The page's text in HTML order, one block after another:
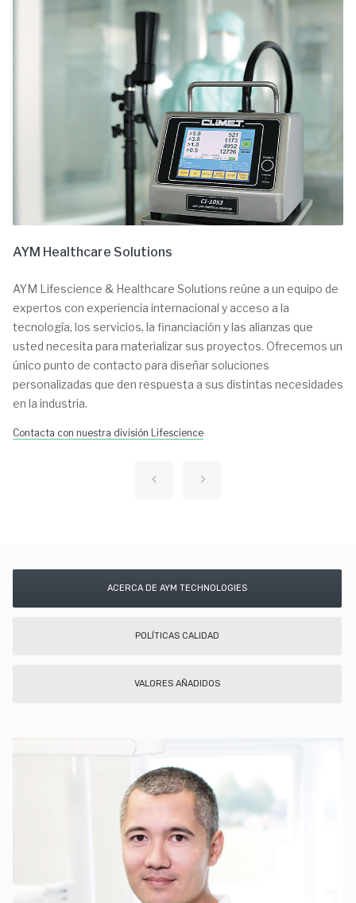
AYM Healthcare Solutions
AYM Lifescience & Healthcare Solutions reúne a un equipo de
expertos con experiencia internacional y acceso a la
tecnología, los servicios, la financiación y las alianzas que
usted necesita para materializar sus proyectos. Ofrecemos un
único punto de contacto para diseñar soluciones
personalizadas que den respuesta a sus distintas necesidades
en la industria.
Contacta con nuestra división Lifescience
ACERCA DE AYM TECHNOLOGIES
POLÍTICAS CALIDAD
VALORES AÑADIDOS